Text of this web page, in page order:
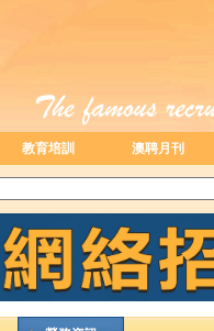
教育培訓 澳聘月刊